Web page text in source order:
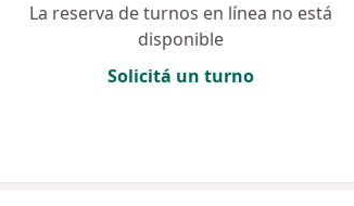
La reserva de turnos en línea no está
disponible
Solicitá un turno